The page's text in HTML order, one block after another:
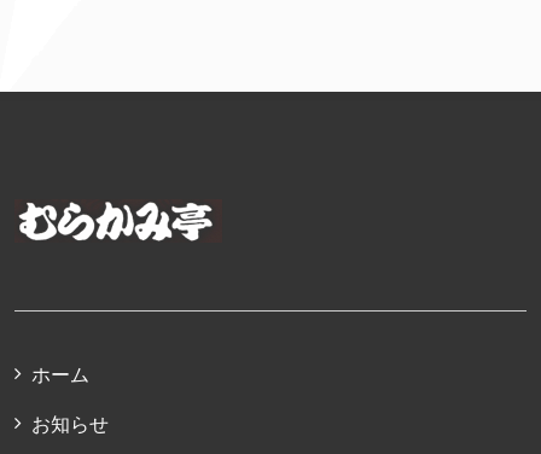
ホーム
お知らせ